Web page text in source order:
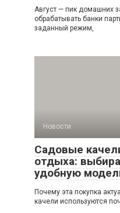
Август — пик домашних
обрабатывать банки
заданный режим,
Новости
Садовые
отдыха:
удобную
Почему эта покупка
качели используются